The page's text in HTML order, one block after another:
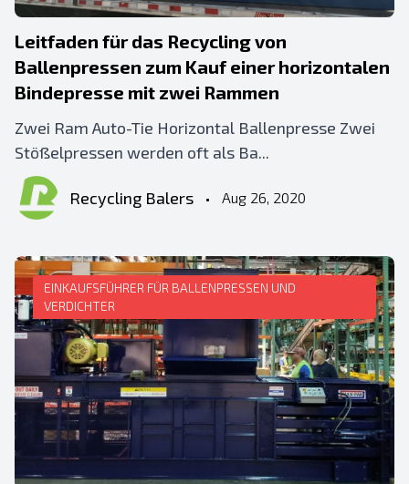
Leitfaden für das Recycling von
Ballenpressen zum Kauf einer horizontalen
Bindepresse mit zwei Rammen
Zwei Ram Auto-Tie Horizontal Ballenpresse Zwei
Stößelpressen werden oft als Ba...
Recycling Balers • Aug 26, 2020
EINKAUFSFÜHRER FÜR BALLENPRESSEN UND
VERDICHTER